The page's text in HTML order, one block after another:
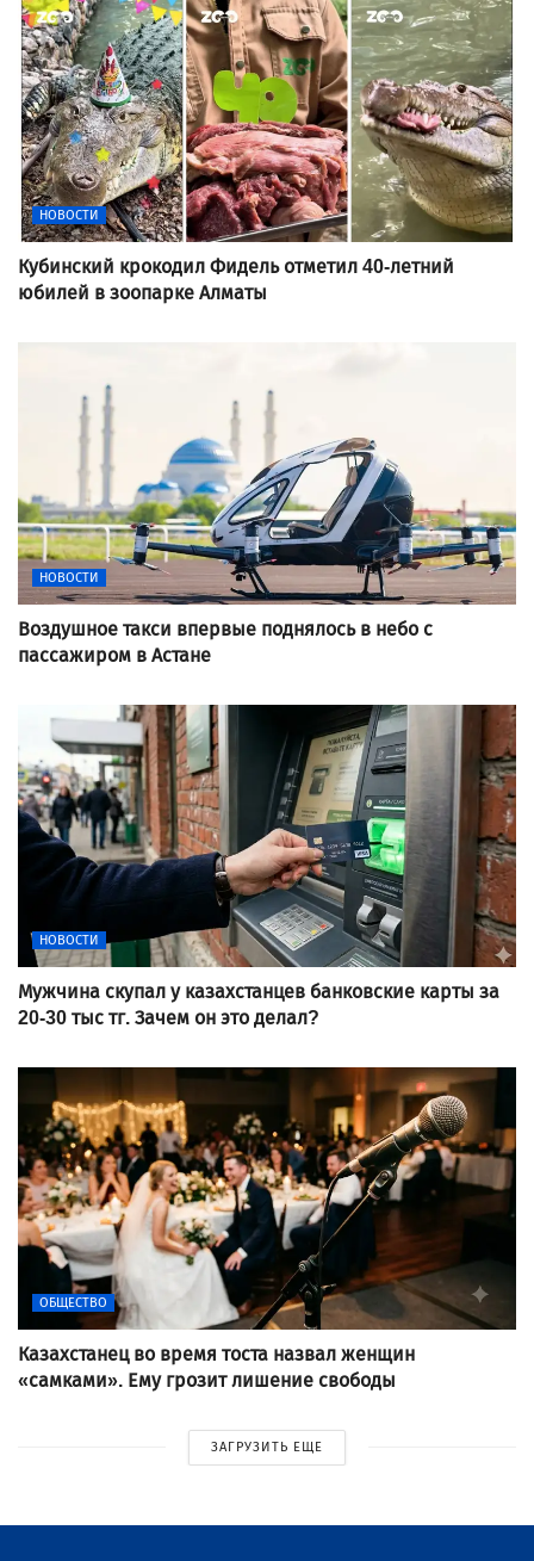
НОВОСТИ
Кубинский крокодил Фидель отметил 40-летний
юбилей в зоопарке Алматы
НОВОСТИ
Воздушное такси впервые поднялось в небо с
пассажиром в Астане
НОВОСТИ
Мужчина скупал у казахстанцев банковские карты за
20-30 тыс тг. Зачем он это делал?
ОБЩЕСТВО
Казахстанец во время тоста назвал женщин
«самками». Ему грозит лишение свободы
ЗАГРУЗИТЬ ЕЩЕ